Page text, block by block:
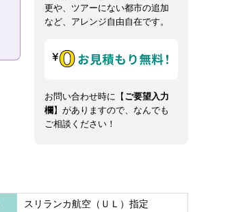
更や、ツアーにない都市の追加
など、アレンジ自由自在です。
お問い合わせ時に【 ご要望入力
欄 】がありますので、なんでも
ご相談ください！
スリランカ航空（ＵＬ）指定